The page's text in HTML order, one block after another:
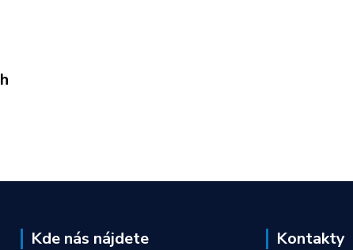
Kde nás nájdete
Kontakty